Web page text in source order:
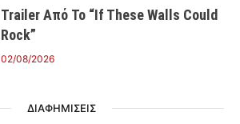
Trailer Από Το “If These Walls Could
Rock”
02/08/2026
ΔΙΑΦΗΜΙΣΕΙΣ